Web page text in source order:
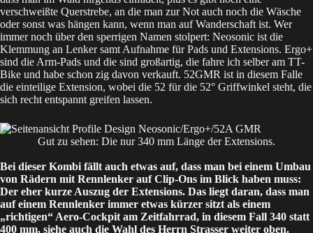
verschweißte Querstrebe, an die man zur Not auch noch die Wäsche
oder sonst was hängen kann, wenn man auf Wanderschaft ist. Wer
immer noch über den sperrigen Namen stolpert: Neosonic ist die
Klemmung an Lenker samt Aufnahme für Pads und Extensions. Ergo+
sind die Arm-Pads und die sind großartig, die fahre ich selber am TT-
Bike und habe schon zig davon verkauft. 52GMR ist in diesem Falle
die einteilige Extension, wobei die 52 für die 52° Griffwinkel steht, die
sich recht entspannt greifen lassen.
Gut zu sehen: Die nur 340 mm Länge der Extensions.
Bei dieser Kombi fällt auch etwas auf, dass man bei einem Umbau
von Rädern mit Rennlenker auf Clip-Ons im Blick haben muss:
Der eher kurze Auszug der Extensions. Das liegt daran, dass man
auf einem Rennlenker immer etwas kürzer sitzt als einem
„richtigen“ Aero-Cockpit am Zeitfahrrad, in diesem Fall 340 statt
400 mm, siehe auch die Wahl des Herrn Strasser weiter oben.